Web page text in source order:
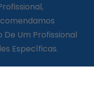
Um Profissional
Específicas.